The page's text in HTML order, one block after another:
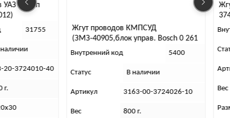
Жгут проводов КМПСУД
(ЗМЗ-40905,блок управ. Bosch 0 261
S07 321)
Внутренний код 5400
Статус В наличии
Артикул 3163-00-3724026-10
Вес 800 г.
Жгут проводов
3741 с дв. ЗМЗ-40901
(под контроллер 2206-
3763013 BOSCH)
Внутренний код
В наличии
2206-95-
Вес 1,2 (кг)
10х40х40